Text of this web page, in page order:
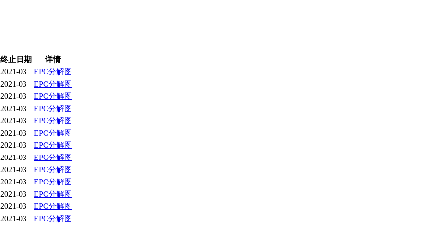
终止日期
详情
2021-03
EPC分解图
2021-03
EPC分解图
2021-03
EPC分解图
2021-03
EPC分解图
2021-03
EPC分解图
2021-03
EPC分解图
2021-03
EPC分解图
2021-03
EPC分解图
2021-03
EPC分解图
2021-03
EPC分解图
2021-03
EPC分解图
2021-03
EPC分解图
2021-03
EPC分解图